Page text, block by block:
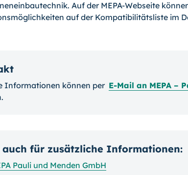
Auf der MEPA-Webseite
auf der Kompatibilitätsliste im
Informationen können per E-Mail an MEPA –
auch für zusätzliche Informationen:
Pauli und Menden GmbH